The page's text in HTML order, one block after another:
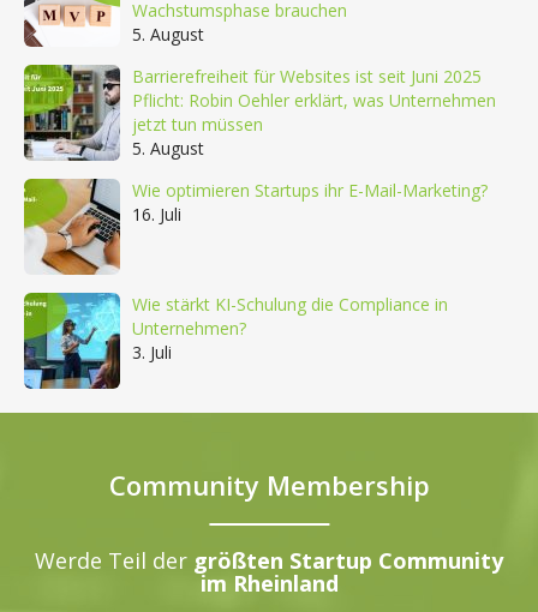
Wachstumsphase brauchen
5. August
Barrierefreiheit für Websites ist seit Juni 2025
Pflicht: Robin Oehler erklärt, was Unternehmen
jetzt tun müssen
5. August
Wie optimieren Startups ihr E-Mail-Marketing?
16. Juli
Wie stärkt KI-Schulung die Compliance in
Unternehmen?
3. Juli
Community Membership
Werde Teil der größten Startup Community
im Rheinland